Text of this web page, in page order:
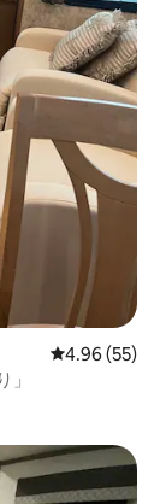
レビュー55
4.96 (55)